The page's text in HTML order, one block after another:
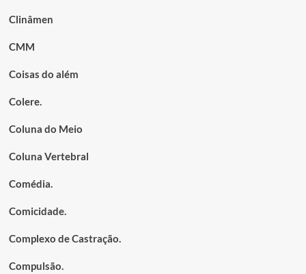
Clinâmen
CMM
Coisas do além
Colere.
Coluna do Meio
Coluna Vertebral
Comédia.
Comicidade.
Complexo de Castração.
Compulsão.